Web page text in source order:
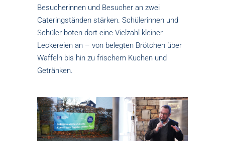
Besucherinnen und Besucher an zwei
Cateringständen stärken. Schülerinnen und
Schüler boten dort eine Vielzahl kleiner
Leckereien an – von belegten Brötchen über
Waffeln bis hin zu frischem Kuchen und
Getränken.